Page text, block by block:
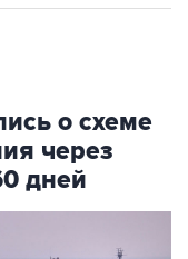
о схеме
через
дней